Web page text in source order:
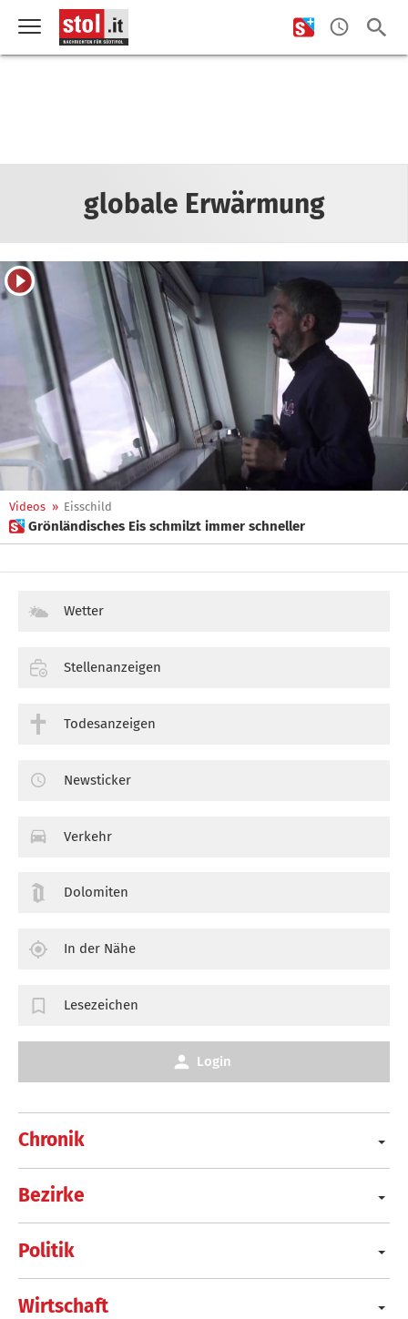
globale Erwärmung
Videos » Eisschild
 Grönländisches Eis schmilzt immer schneller
Chronik
Bezirke
Politik
Wirtschaft
Wetter
Stellenanzeigen
Todesanzeigen
Newsticker
Verkehr
Dolomiten
In der Nähe
Lesezeichen
Login